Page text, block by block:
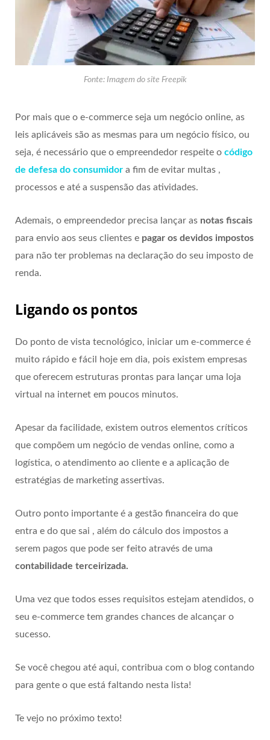
Fonte: Imagem do site Freepik
Por mais que o e-commerce seja um negócio online, as
leis aplicáveis são as mesmas para um negócio físico, ou
seja, é necessário que o empreendedor respeite o código
de defesa do consumidor a fim de evitar multas ,
processos e até a suspensão das atividades.
Ademais, o empreendedor precisa lançar as notas fiscais
para envio aos seus clientes e pagar os devidos impostos
para não ter problemas na declaração do seu imposto de
renda.
Ligando os pontos
Do ponto de vista tecnológico, iniciar um e-commerce é
muito rápido e fácil hoje em dia, pois existem empresas
que oferecem estruturas prontas para lançar uma loja
virtual na internet em poucos minutos.
Apesar da facilidade, existem outros elementos críticos
que compõem um negócio de vendas online, como a
logística, o atendimento ao cliente e a aplicação de
estratégias de marketing assertivas.
Outro ponto importante é a gestão financeira do que
entra e do que sai , além do cálculo dos impostos a
serem pagos que pode ser feito através de uma
contabilidade terceirizada.
Uma vez que todos esses requisitos estejam atendidos, o
seu e-commerce tem grandes chances de alcançar o
sucesso.
Se você chegou até aqui, contribua com o blog contando
para gente o que está faltando nesta lista!
Te vejo no próximo texto!